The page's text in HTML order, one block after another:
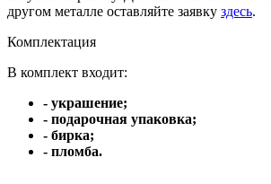
другом металле оставляйте заявку здесь.
Комплектация
В комплект входит:
- украшение;
- подарочная упаковка;
- бирка;
- пломба.